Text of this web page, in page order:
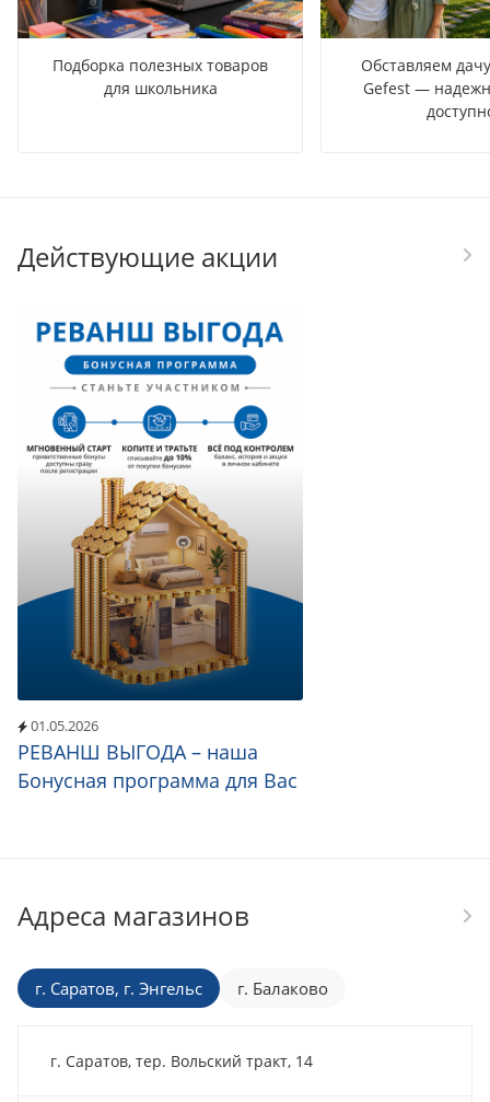
Подборка полезных товаров
для школьника
Обставляем
Gefest —
Действующие акции
01.05.2026
РЕВАНШ ВЫГОДА – наша
Бонусная программа для Вас
Адреса магазинов
г. Саратов, г. Энгельс г. Балаково
г. Саратов, тер. Вольский тракт, 14